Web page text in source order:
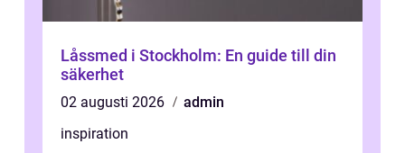
Låssmed i Stockholm: En guide till din
säkerhet
02 augusti 2026
admin
inspiration